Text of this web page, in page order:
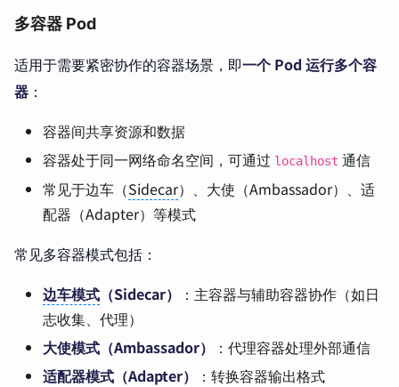
多容器 Pod
适用于需要紧密协作的容器场景，即一个 Pod 运行多个容
器 ：
容器间共享资源和数据
容器处于同一网络命名空间，可通过 localhost 通信
常见于边车（Sidecar）、大使（Ambassador）、适
配器（Adapter）等模式
常见多容器模式包括：
边车模式 （Sidecar）
：主容器与辅助容器协作（如日
志收集、代理）
大使模式（Ambassador）
：代理容器处理外部通信
适配器模式（Adapter）
：转换容器输出格式